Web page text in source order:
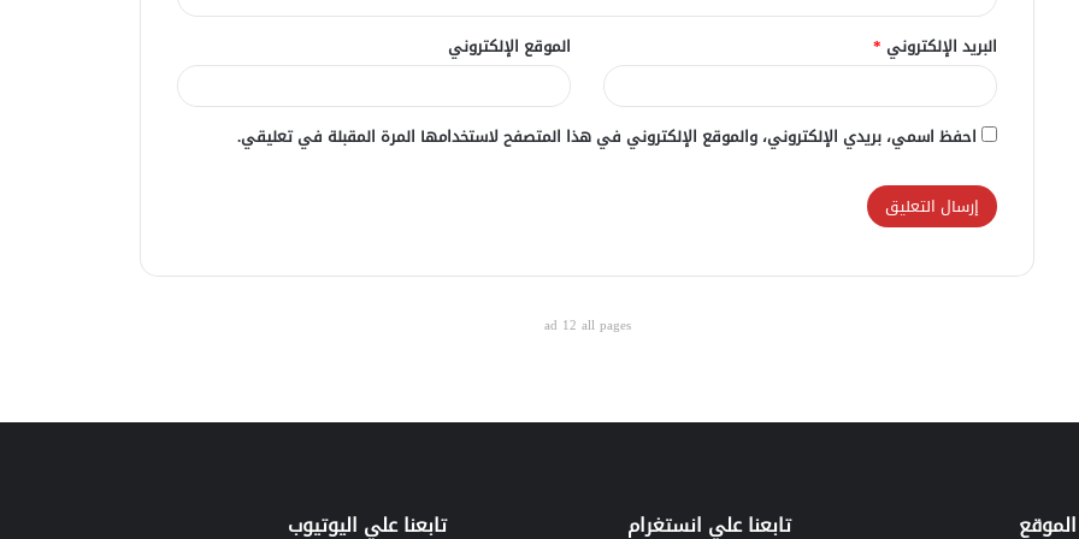
البريد الإلكتروني * الموقع الإلكتروني
احفظ اسمي، بريدي الإلكتروني، والموقع الإلكتروني في هذا المتصفح لاستخدامها المرة المقبلة في تعليقي.
ad 12 all pages
تابعنا علي انستغرام تابعنا علي اليوتيوب